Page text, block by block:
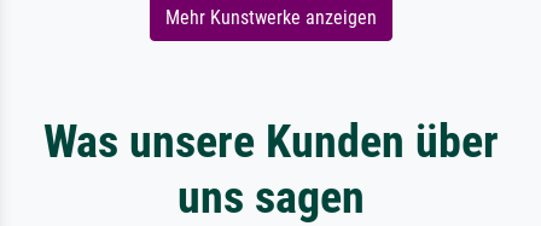
Mehr Kunstwerke anzeigen
Was unsere Kunden über
uns sagen